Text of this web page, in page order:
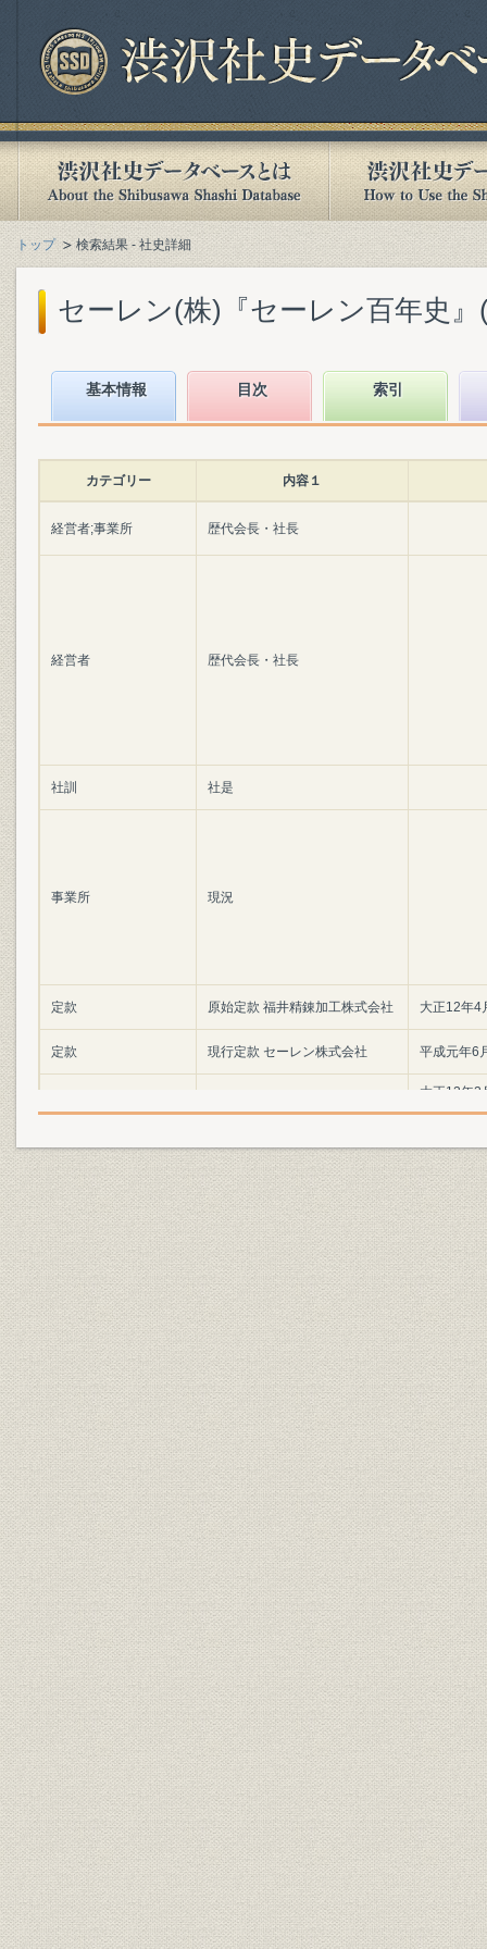
トップ 検索結果 - 社史詳細
セーレン(株)『セーレン百年史』
基本情報 目次 索引
カテゴリー 内容１
経営者;事業所 歴代会長・社長
経営者 歴代会長・社長
社訓 社是
事業所 現況
定款 原始定款 福井精錬加工株式会社 大正12年4
定款 現行定款 セーレン株式会社 平成元年6
大正12年2
29日
社章;商標 社章・商標の変遷 明治44年8
組織;関係会社 セーレングループ系統図 明治22年~
役員 旧役員